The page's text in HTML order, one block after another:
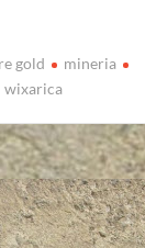
gold
mineria
wixarica